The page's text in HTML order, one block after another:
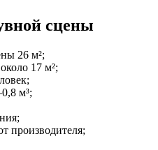
сцены
26 м²;
17 м²;
м³;
производителя;